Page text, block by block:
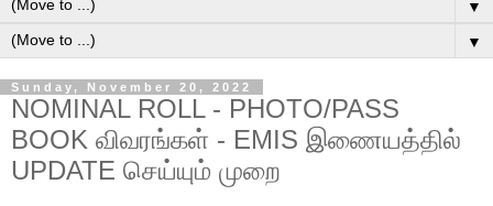
▼
▼
Sunday, November 20, 2022
NOMINAL ROLL - PHOTO/PASS
BOOK விவரங்கள் - EMIS இணையத்தில்
UPDATE செய்யும் முறை